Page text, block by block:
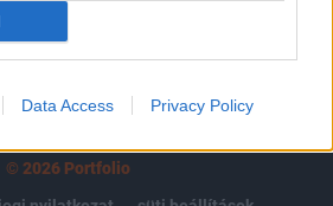
Data Access Privacy Policy
© 2026 Portfolio